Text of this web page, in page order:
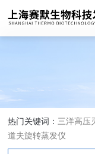
热门关键词： 三洋高压
道夫旋转蒸发仪